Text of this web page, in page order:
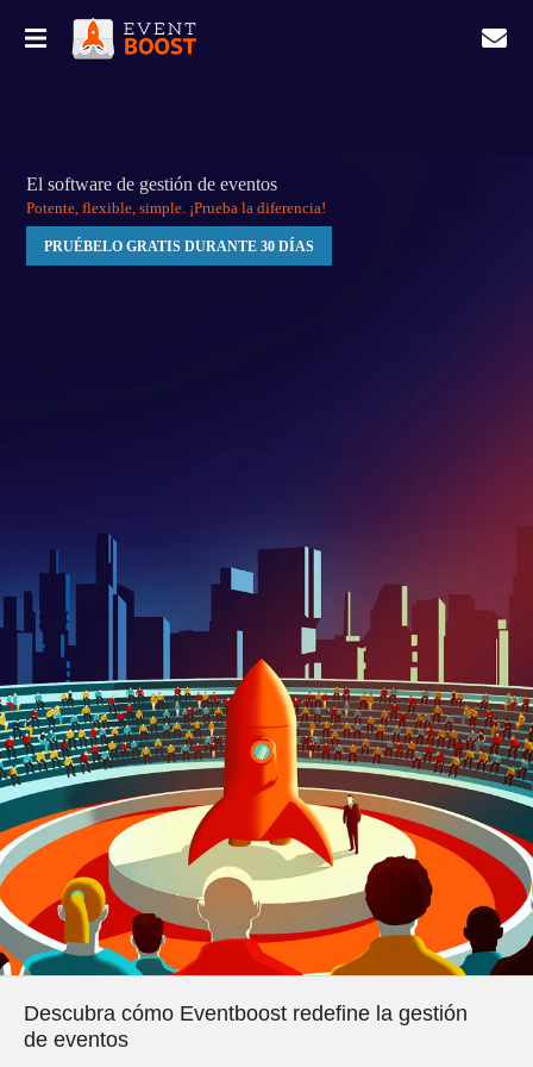
El software de gestión de eventos
Potente, flexible, simple. ¡Prueba la diferencia!
PRUÉBELO GRATIS DURANTE 30 DÍAS
Descubra cómo Eventboost redefine la gestión
de eventos